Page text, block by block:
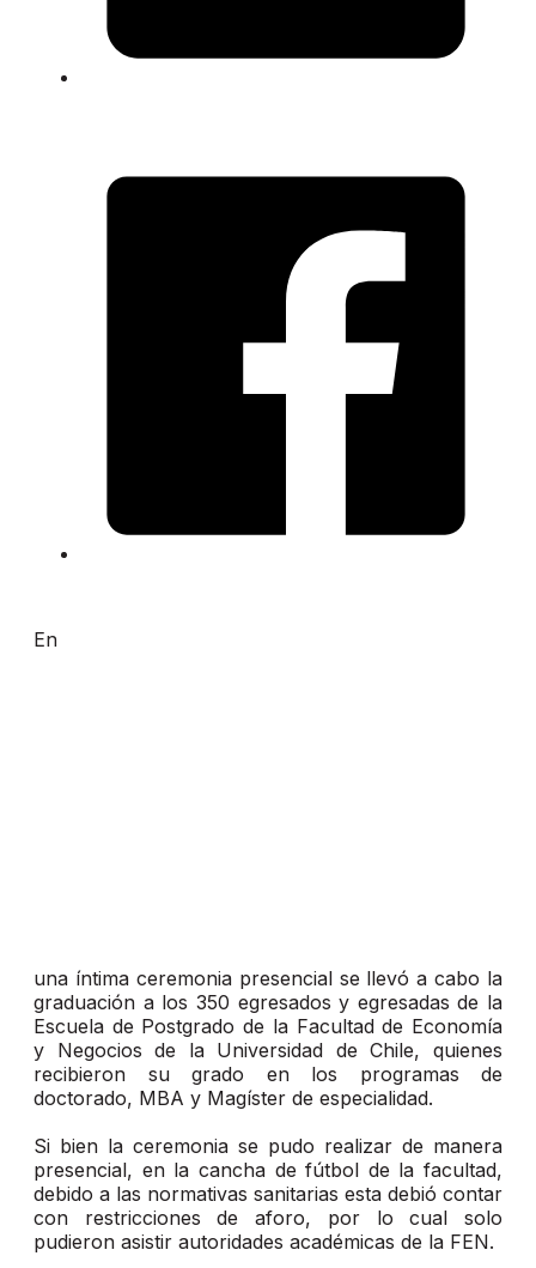
En
una íntima ceremonia presencial se llevó a cabo la
graduación a los 350 egresados y egresadas de la
Escuela de Postgrado de la Facultad de Economía
y Negocios de la Universidad de Chile, quienes
recibieron su grado en los programas de
doctorado, MBA y Magíster de especialidad.
Si bien la ceremonia se pudo realizar de manera
presencial, en la cancha de fútbol de la facultad,
debido a las normativas sanitarias esta debió contar
con restricciones de aforo, por lo cual solo
pudieron asistir autoridades académicas de la FEN.